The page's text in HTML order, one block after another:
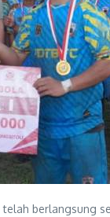
berlangsung